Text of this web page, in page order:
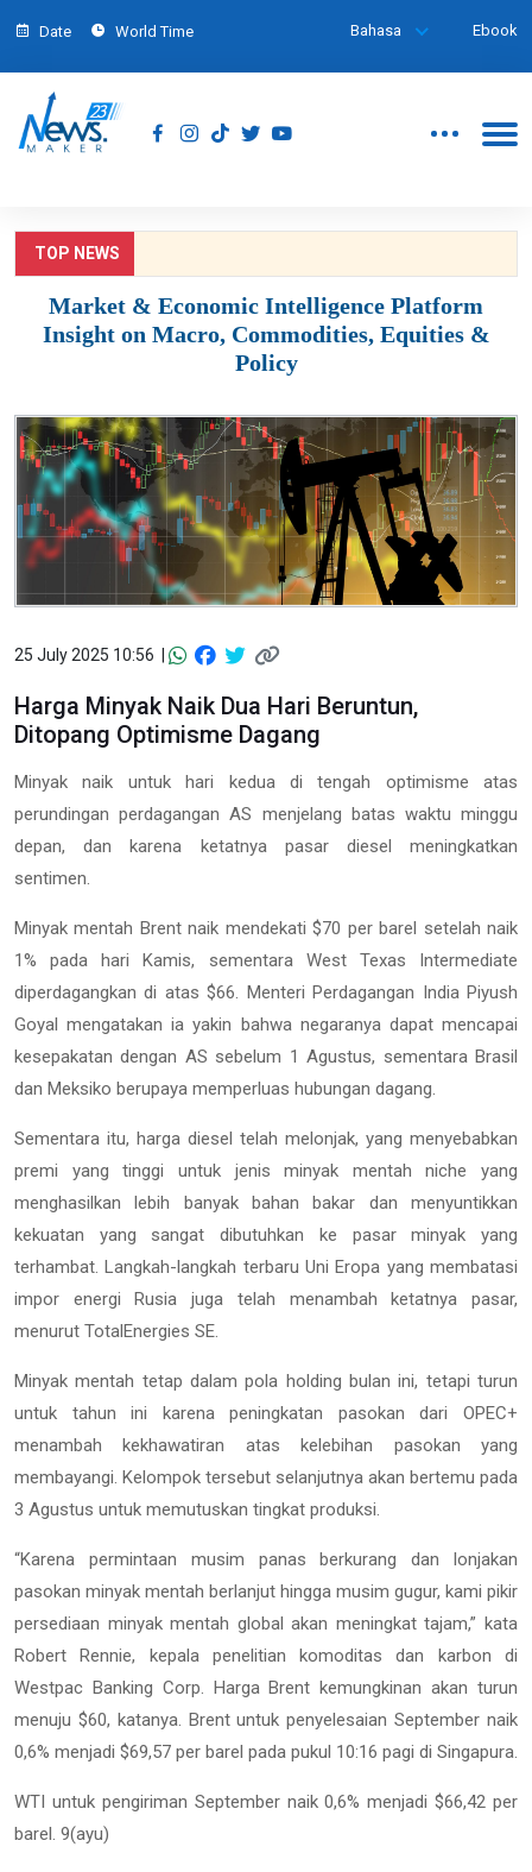
Date World Time Bahasa Ebook
TOP NEWS
Market & Economic Intelligence Platform
Insight on Macro, Commodities, Equities &
Policy
25 July 2025 10:56 |
Harga Minyak Naik Dua Hari Beruntun,
Ditopang Optimisme Dagang
Minyak naik untuk hari kedua di tengah optimisme atas
perundingan perdagangan AS menjelang batas waktu minggu
depan, dan karena ketatnya pasar diesel meningkatkan
sentimen.
Minyak mentah Brent naik mendekati $70 per barel setelah naik
1% pada hari Kamis, sementara West Texas Intermediate
diperdagangkan di atas $66. Menteri Perdagangan India Piyush
Goyal mengatakan ia yakin bahwa negaranya dapat mencapai
kesepakatan dengan AS sebelum 1 Agustus, sementara Brasil
dan Meksiko berupaya memperluas hubungan dagang.
Sementara itu, harga diesel telah melonjak, yang menyebabkan
premi yang tinggi untuk jenis minyak mentah niche yang
menghasilkan lebih banyak bahan bakar dan menyuntikkan
kekuatan yang sangat dibutuhkan ke pasar minyak yang
terhambat. Langkah-langkah terbaru Uni Eropa yang membatasi
impor energi Rusia juga telah menambah ketatnya pasar,
menurut TotalEnergies SE.
Minyak mentah tetap dalam pola holding bulan ini, tetapi turun
untuk tahun ini karena peningkatan pasokan dari OPEC+
menambah kekhawatiran atas kelebihan pasokan yang
membayangi. Kelompok tersebut selanjutnya akan bertemu pada
3 Agustus untuk memutuskan tingkat produksi.
“Karena permintaan musim panas berkurang dan lonjakan
pasokan minyak mentah berlanjut hingga musim gugur, kami pikir
persediaan minyak mentah global akan meningkat tajam,” kata
Robert Rennie, kepala penelitian komoditas dan karbon di
Westpac Banking Corp. Harga Brent kemungkinan akan turun
menuju $60, katanya. Brent untuk penyelesaian September naik
0,6% menjadi $69,57 per barel pada pukul 10:16 pagi di Singapura.
WTI untuk pengiriman September naik 0,6% menjadi $66,42 per
barel. 9(ayu)